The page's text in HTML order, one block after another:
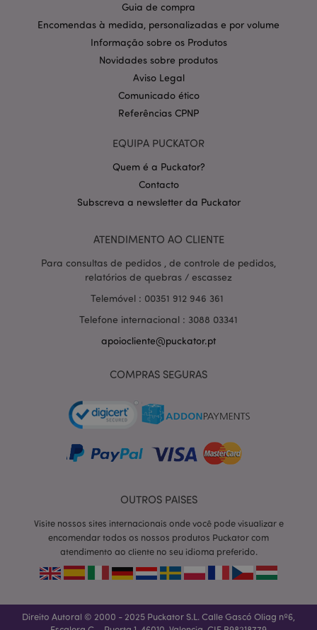
Guia de compra
Encomendas à medida, personalizadas e por volume
Informação sobre os Produtos
Novidades sobre produtos
Aviso Legal
Comunicado ético
Referências CPNP
EQUIPA PUCKATOR
Quem é a Puckator?
Contacto
Subscreva a newsletter da Puckator
ATENDIMENTO AO CLIENTE
Para consultas de pedidos , de controle de pedidos,
relatórios de quebras / escassez
Telemóvel : 00351 912 946 361
Telefone internacional : 3088 03341
apoiocliente@puckator.pt
COMPRAS SEGURAS
OUTROS PAISES
Visite nossos sites internacionais onde você pode visualizar e
encomendar todos os nossos produtos Puckator com
atendimento ao cliente no seu idioma preferido.
Direito Autoral © 2000 - 2025 Puckator S.L. Calle Gascó Oliag nº6,
CookieScriptConsent
.puckator.pt
mage-cache-storage-section-
PHPSESSID
PHP.net
.www.puckator.pt
section_data_ids
Adobe Inc.
www.puckator.pt